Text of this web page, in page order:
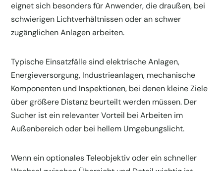
eignet sich besonders für Anwender, die draußen, bei
schwierigen Lichtverhältnissen oder an schwer
zugänglichen Anlagen arbeiten.
Typische Einsatzfälle sind elektrische Anlagen,
Energieversorgung, Industrieanlagen, mechanische
Komponenten und Inspektionen, bei denen kleine Ziele
über größere Distanz beurteilt werden müssen. Der
Sucher ist ein relevanter Vorteil bei Arbeiten im
Außenbereich oder bei hellem Umgebungslicht.
Wenn ein optionales Teleobjektiv oder ein schneller